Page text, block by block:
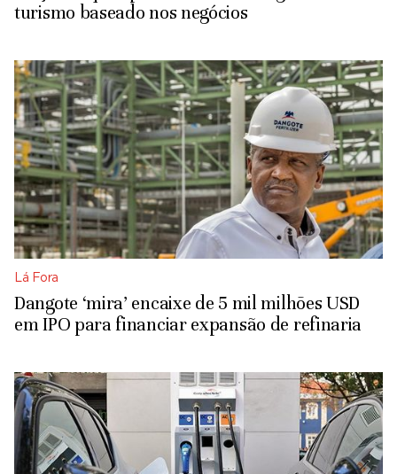
turismo baseado nos negócios
Lá Fora
Dangote ‘mira’ encaixe de 5 mil milhões USD
em IPO para financiar expansão de refinaria